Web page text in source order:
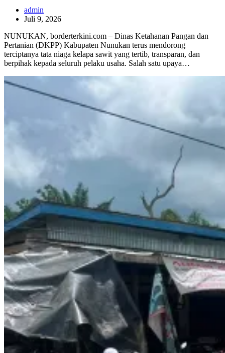
admin
Juli 9, 2026
NUNUKAN, borderterkini.com – Dinas Ketahanan Pangan dan
Pertanian (DKPP) Kabupaten Nunukan terus mendorong
terciptanya tata niaga kelapa sawit yang tertib, transparan, dan
berpihak kepada seluruh pelaku usaha. Salah satu upaya…